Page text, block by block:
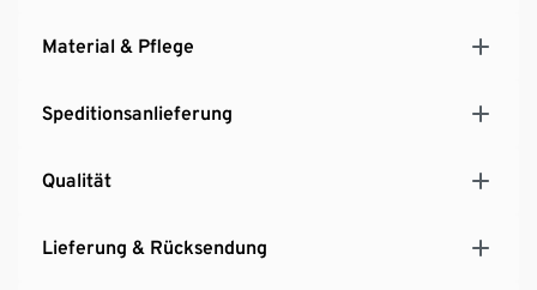
Material & Pflege
Speditionsanlieferung
Qualität
Lieferung & Rücksendung